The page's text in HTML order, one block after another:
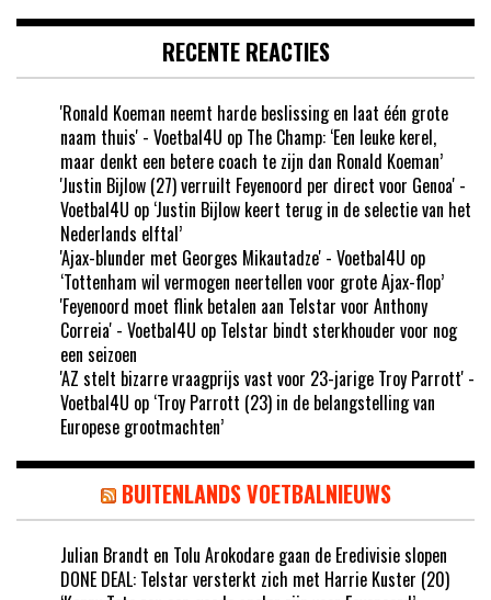
RECENTE REACTIES
'Ronald Koeman neemt harde beslissing en laat één grote
naam thuis' - Voetbal4U op The Champ: ‘Een leuke kerel,
maar denkt een betere coach te zijn dan Ronald Koeman’
'Justin Bijlow (27) verruilt Feyenoord per direct voor Genoa' -
Voetbal4U op ‘Justin Bijlow keert terug in de selectie van het
Nederlands elftal’
'Ajax-blunder met Georges Mikautadze' - Voetbal4U op
‘Tottenham wil vermogen neertellen voor grote Ajax-flop’
'Feyenoord moet flink betalen aan Telstar voor Anthony
Correia' - Voetbal4U op Telstar bindt sterkhouder voor nog
een seizoen
'AZ stelt bizarre vraagprijs vast voor 23-jarige Troy Parrott' -
Voetbal4U op ‘Troy Parrott (23) in de belangstelling van
Europese grootmachten’
BUITENLANDS VOETBALNIEUWS
Julian Brandt en Tolu Arokodare gaan de Eredivisie slopen
DONE DEAL: Telstar versterkt zich met Harrie Kuster (20)